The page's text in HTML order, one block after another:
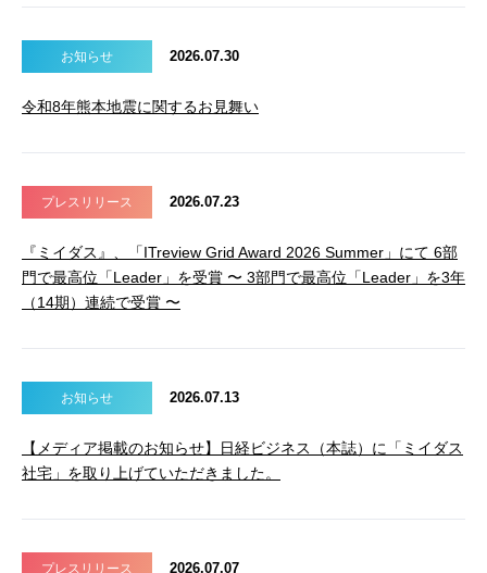
お知らせ 2026.07.30
令和8年熊本地震に関するお見舞い
プレスリリース 2026.07.23
『ミイダス』、「ITreview Grid Award 2026 Summer」にて 6部
門で最高位「Leader」を受賞 〜 3部門で最高位「Leader」を3年
（14期）連続で受賞 〜
お知らせ 2026.07.13
【メディア掲載のお知らせ】日経ビジネス（本誌）に「ミイダス
社宅」を取り上げていただきました。
プレスリリース 2026.07.07